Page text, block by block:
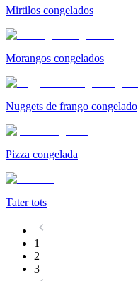
Mirtilos congelados
Morangos congelados
Nuggets de frango congelado
Pizza congelada
Tater tots
1
2
3